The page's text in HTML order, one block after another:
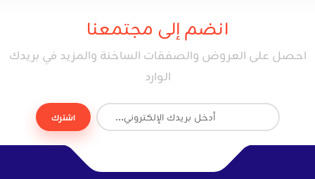
انضم إلى مجتمعنا
احصل على العروض والصفقات الساخنة والمزيد في بريدك
الوارد
اشترك